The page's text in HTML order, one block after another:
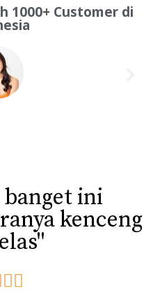
1000+ Customer di
ini
kenceng
 